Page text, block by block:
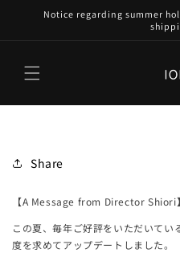
Skip to
Notice regarding summer
Share
【A Message from Director Shiori】
この夏、毎年ご好評をいただいて
度を求めてアップデートしました。